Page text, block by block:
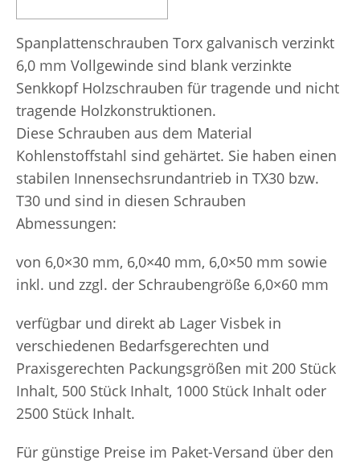
Spanplattenschrauben Torx galvanisch verzinkt
6,0 mm Vollgewinde sind blank verzinkte
Senkkopf Holzschrauben für tragende und nicht
tragende Holzkonstruktionen.
Diese Schrauben aus dem Material
Kohlenstoffstahl sind gehärtet. Sie haben einen
stabilen Innensechsrundantrieb in TX30 bzw.
T30 und sind in diesen Schrauben
Abmessungen:
von 6,0×30 mm, 6,0×40 mm, 6,0×50 mm sowie
inkl. und zzgl. der Schraubengröße 6,0×60 mm
verfügbar und direkt ab Lager Visbek in
verschiedenen Bedarfsgerechten und
Praxisgerechten Packungsgrößen mit 200 Stück
Inhalt, 500 Stück Inhalt, 1000 Stück Inhalt oder
2500 Stück Inhalt.
Für günstige Preise im Paket-Versand über den